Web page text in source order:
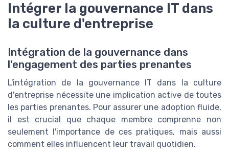
Intégrer la gouvernance IT dans
la culture d'entreprise
Intégration de la gouvernance dans
l'engagement des parties prenantes
L'intégration de la gouvernance IT dans la culture
d'entreprise nécessite une implication active de toutes
les parties prenantes. Pour assurer une adoption fluide,
il est crucial que chaque membre comprenne non
seulement l'importance de ces pratiques, mais aussi
comment elles influencent leur travail quotidien.